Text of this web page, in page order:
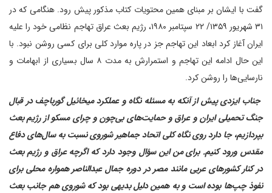
گفت با ایشان بر مبنای همین محتویات کتاب مذکور پیش رود. هنگامی که در
۳۱ شهریور ۱۳۵۹/ ۲۲ سپتامبر ۱۹۸۰، رژیم بعث عراق تهاجم نظامی خود را علیه
ایران آغاز کرد ابعاد این تهاجم جز در پاره موارد کلی برای کسی روشن نبود. با
این حال ادامه این تهاجم و استمرارش به مدت ۸ سال بسیاری از ابهامات و
نارسایی‌ها را روشن کرد.
‌ جناب ایزدی پیش از آنکه به مسئله نگاه و عملکرد میخائیل گورباچف در قبال
جنگ تحمیلی ایران و عراق و حمایت‌های بی‌چون و چرای مسکو از رژیم بعث
بپردازیم، جا دارد روی نگاه کلی اتحاد جماهیر شوروی نسبت به سال‌های دفاع
مقدس ورود کنیم. برای من این سؤال وجود دارد که اگرچه عراق و رژیم بعث
در کنار کشورهای عربی مانند مصر در دوره جمال عبدالناصر همواره محلی برای
نفوذ چپ‌ها بوده است و به همین دلیل بدیهی بود که شوروی هم جانب بعث